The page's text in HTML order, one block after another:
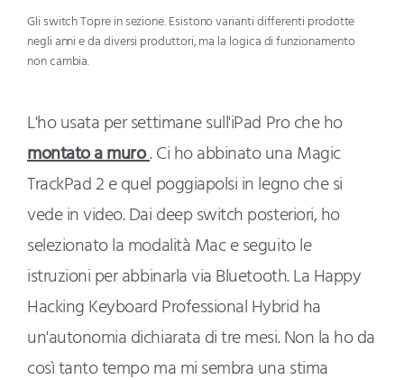
Gli switch Topre in sezione. Esistono varianti differenti prodotte
negli anni e da diversi produttori, ma la logica di funzionamento
non cambia.
L'ho usata per settimane sull'iPad Pro che ho
montato a muro. Ci ho abbinato una Magic
TrackPad 2 e quel poggiapolsi in legno che si
vede in video. Dai deep switch posteriori, ho
selezionato la modalità Mac e seguito le
istruzioni per abbinarla via Bluetooth. La Happy
Hacking Keyboard Professional Hybrid ha
un'autonomia dichiarata di tre mesi. Non la ho da
così tanto tempo ma mi sembra una stima